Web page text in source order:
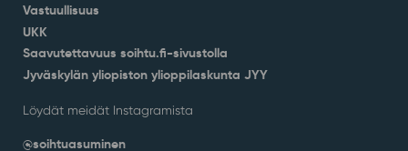
Vastuullisuus
UKK
Saavutettavuus soihtu.fi-sivustolla
Jyväskylän yliopiston ylioppilaskunta JYY
Löydät meidät Instagramista
@soihtuasuminen